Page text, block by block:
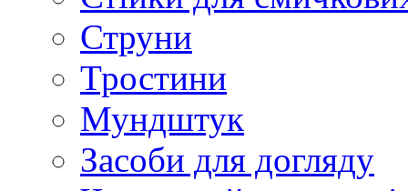
Струни
Тростини
Мундштук
Засоби для догляду